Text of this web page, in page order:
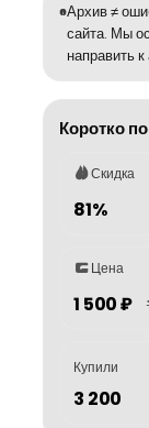
Архив ≠
сайта. Мы
направить
Коротко
Скидка
81%
Цена
1 500 ₽
Купили
3 200